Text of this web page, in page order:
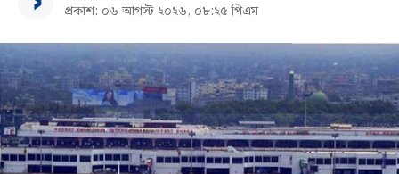
প্রকাশ: ০৬ আগস্ট ২০২৬, ০৮:২৫ পিএম